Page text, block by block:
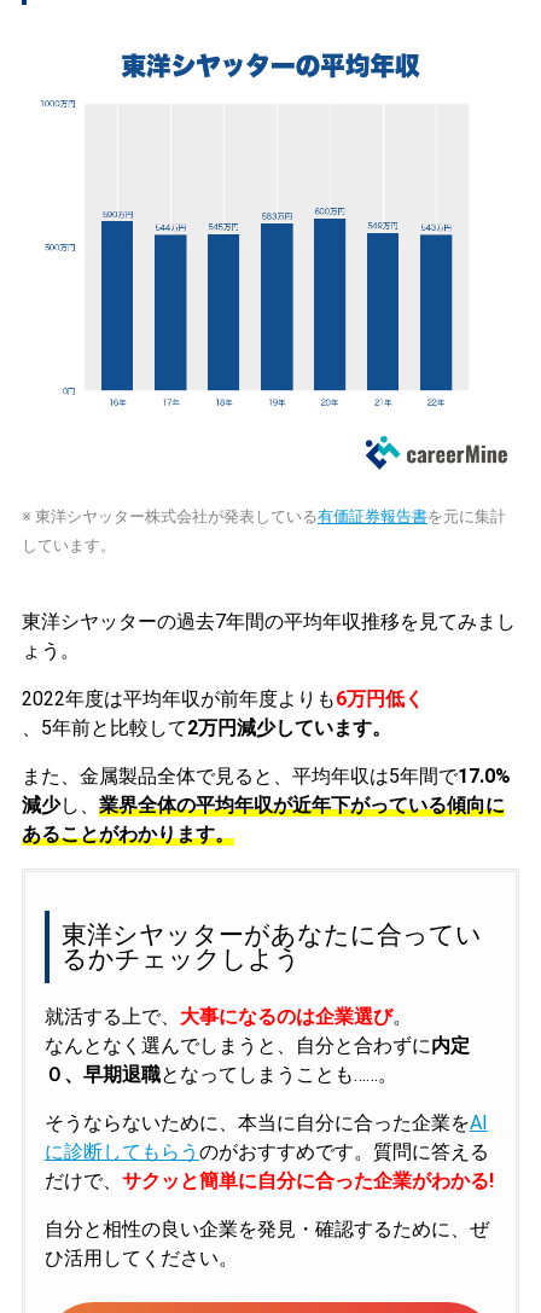
※ 東洋シヤッター株式会社が発表している有価証券報告書を元に集計
しています。
東洋シヤッターの過去7年間の平均年収推移を見てみまし
ょう。
2022年度は平均年収が前年度よりも6万円低く
、5年前と比較して2万円減少しています。
また、金属製品全体で見ると、平均年収は5年間で17.0%
減少し、 業界全体の平均年収が近年下がっている傾向に
あることがわかります。
東洋シヤッターがあなたに合ってい
るかチェックしよう
就活する上で、 大事になるのは企業選び。
なんとなく選んでしまうと、自分と合わずに内定
０、早期退職となってしまうことも……。
そうならないために、本当に自分に合った企業をAI
に診断してもらう のがおすすめです。質問に答える
だけで、 サクッと簡単に自分に合った企業がわかる!
自分と相性の良い企業を発見・確認するために、ぜ
ひ活用してください。